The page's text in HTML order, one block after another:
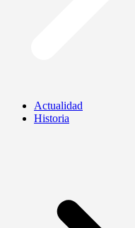
Actualidad
Historia